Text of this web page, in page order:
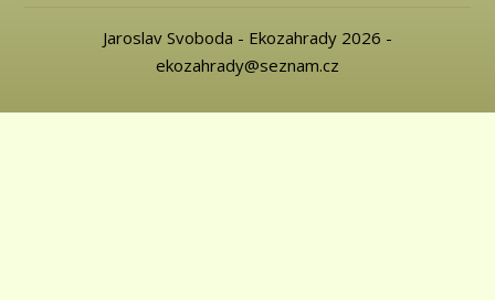
Jaroslav Svoboda - Ekozahrady 2026 -
ekozahrady@seznam.cz